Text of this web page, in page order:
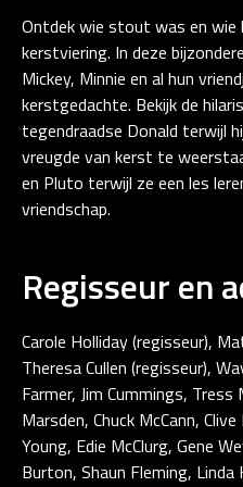
Ontdek wie stout was en wie
kerstviering. In deze
Mickey, Minnie en al hun
kerstgedachte. Bekijk de
tegendraadse Donald terwijl
vreugde van kerst te
en Pluto terwijl ze een les
vriendschap.
Regisseur en
Carole Holliday (regisseur),
Theresa Cullen (regisseur),
Farmer, Jim Cummings,
Marsden, Chuck McCann,
Young, Edie McClurg, Gene
Burton, Shaun Fleming, Linda